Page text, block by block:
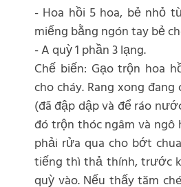
- Hoa hồi 5 hoa, bẻ nhỏ
miếng bằng ngón tay bẻ
- A quỳ 1 phần 3 lạng.
Chế biến: Gạo trộn hoa
cho cháy. Rang xong
(đã đập dập và để ráo
đó trộn thóc ngâm và
phải rửa qua cho bớt
tiếng thì thả thính, trước
quỳ vào. Nếu thấy tăm